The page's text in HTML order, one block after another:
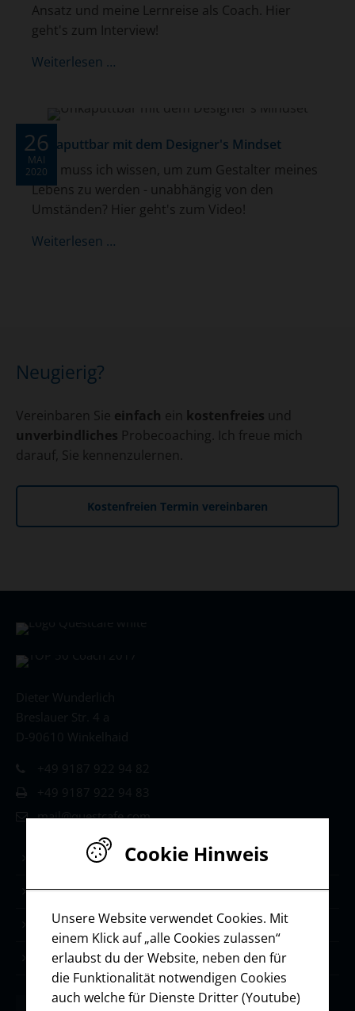
Ansatz und meine Lernreise als Coach. Hier
geht's zum Interview!
Weiterlesen …
26
MAI
2020
Unkaputtbar mit dem Designer's Mindset
Was muss ich wissen, um zum Gestalter meines
Lebens zu werden - unabhängig von den
Umständen? Hier geht's zum Video!
Weiterlesen …
Neugierig?
Vereinbaren Sie einfach ein kostenfreies und
unverbindliches Probecoaching. Ich freue mich
darauf, Sie kennenzulernen.
Kostenfreien Termin vereinbaren
mail@questcafe.com
Life & Leadership Coaching
Stärken-Coaching
Selbstmanagement
Ressourcen / Downloads
Cookie Hinweis
Unsere Website verwendet Cookies. Mit
einem Klick auf „alle Cookies zulassen“
erlaubst du der Website, neben den für
die Funktionalität notwendigen Cookies
auch welche für Dienste Dritter (Youtube)